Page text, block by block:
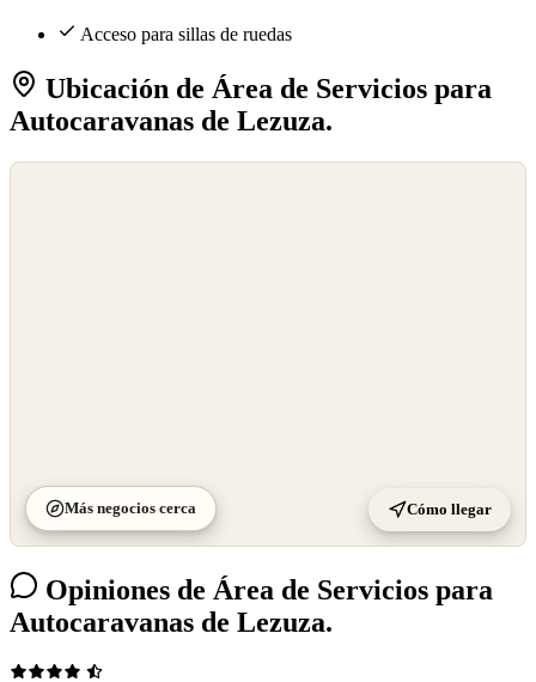
Acceso para sillas de ruedas
Ubicación de Área de Servicios para
Autocaravanas de Lezuza.
Más negocios cerca Cómo llegar
Opiniones de Área de Servicios para
Autocaravanas de Lezuza.